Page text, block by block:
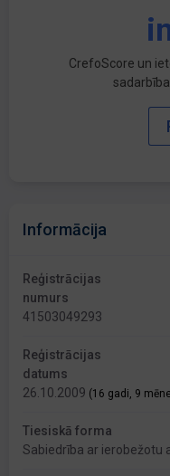
CrefoScore un
Informācija
Reģistrācijas
numurs
41503049293
Reģistrācijas
datums
26.10.2009 (16 gadi, 9
Tiesiskā forma
Sabiedrība ar ierobežotu